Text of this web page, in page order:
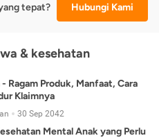
tepat? Hubungi Kami
& kesehatan
Ragam Produk, Manfaat, Cara
Klaimnya
30 Sep 2042
Mental Anak yang Perlu